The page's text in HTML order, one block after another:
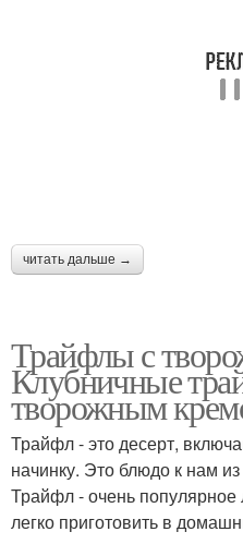
читать дальше →
Трайфлы с
Клубничные
творожным
Трайфл - это десерт,
начинку. Это блюдо к нам
Трайфл - очень
легко приготовить в